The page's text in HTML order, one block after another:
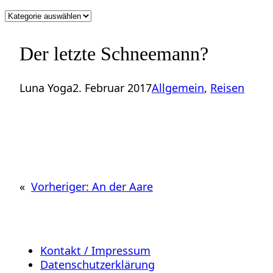
Kategorien
Der letzte Schneemann?
Luna Yoga2. Februar 2017Allgemein, Reisen
« Vorheriger: An der Aare
Kontakt / Impressum
Datenschutzerklärung